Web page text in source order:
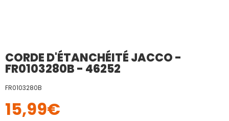
CORDE D'ÉTANCHÉITÉ JACCO -
FR0103280B - 46252
FR0103280B
15,99€